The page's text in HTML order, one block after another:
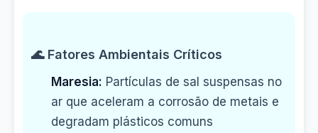
🌊 Fatores Ambientais Críticos
Maresia: Partículas de sal suspensas no
ar que aceleram a corrosão de metais e
degradam plásticos comuns